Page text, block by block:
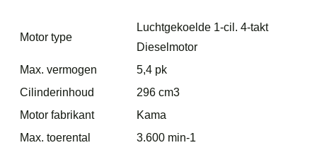
Motor type
Luchtgekoelde 1-cil. 4-takt
Dieselmotor
Max. vermogen
5,4 pk
Cilinderinhoud
296 cm3
Motor fabrikant
Kama
Max. toerental
3.600 min-1